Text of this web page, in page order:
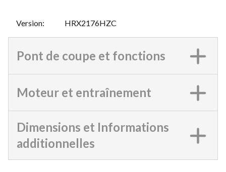
Version: HRX2176HZC
Pont de coupe et fonctions
Moteur et entraînement
Dimensions et Informations
additionnelles